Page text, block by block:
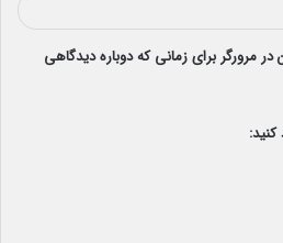
مرورگر برای زمانی که دوباره دیدگاهی